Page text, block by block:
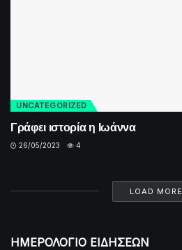
UNCATEGORIZED
Γράφει ιστορία η Ιωάννα
26/05/2023 4
LOAD MORE
ΗΜΕΡΟΛΟΓΙΟ ΕΙΔΗΣΕΩΝ